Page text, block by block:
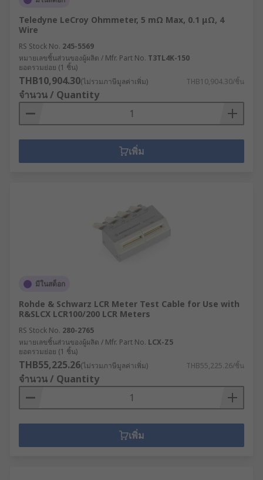
Teledyne LeCroy Ohmmeter, 5 mΩ Max, 0.1 μΩ, 4
Wire
RS Stock No. 245-5569
หมายเลขชิ้นส่วนของผู้ผลิต / Mfr. Part No. T3TL4K-150
ยอดรวมย่อย (1 ชิ้น)
THB10,904.30(ไม่รวมภาษีมูลค่าเพิ่ม) THB10,904.30/ชิ้น
จำนวน / Quantity
เพิ่ม
มีในสต็อก
Rohde & Schwarz LCR Meter Test Cable for Use with
R&SLCX LCR100/200 LCR Meters
RS Stock No. 280-2765
หมายเลขชิ้นส่วนของผู้ผลิต / Mfr. Part No. LCX-Z5
ยอดรวมย่อย (1 ชิ้น)
THB55,225.26(ไม่รวมภาษีมูลค่าเพิ่ม) THB55,225.26/ชิ้น
จำนวน / Quantity
เพิ่ม